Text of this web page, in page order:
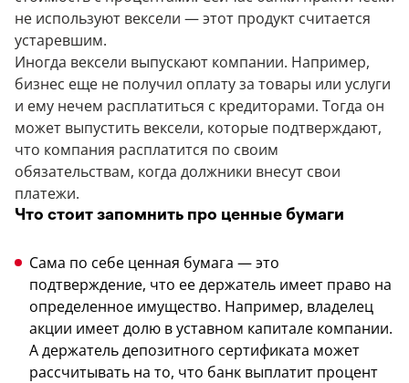
не используют вексели — этот продукт считается
устаревшим.
Иногда вексели выпускают компании. Например,
бизнес еще не получил оплату за товары или услуги
и ему нечем расплатиться с кредиторами. Тогда он
может выпустить вексели, которые подтверждают,
что компания расплатится по своим
обязательствам, когда должники внесут свои
платежи.
Что стоит запомнить про ценные бумаги
Сама по себе ценная бумага — это
подтверждение, что ее держатель имеет право на
определенное имущество. Например, владелец
акции имеет долю в уставном капитале компании.
А держатель депозитного сертификата может
рассчитывать на то, что банк выплатит процент